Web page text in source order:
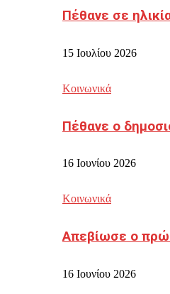
Πέθανε σε
15 Ιουλίου 2026
Κοινωνικά
Πέθανε ο
16 Ιουνίου 2026
Κοινωνικά
Απεβίωσε ο
16 Ιουνίου 2026